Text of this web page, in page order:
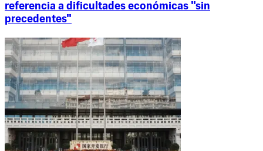
referencia a dificultades económicas "sin
precedentes"